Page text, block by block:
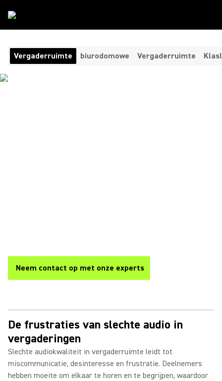
Vergaderruimte biurodomowe Vergaderruimte
Neem contact op met onze experts
De frustraties van slechte audio in
vergaderingen
Slechte audiokwaliteit in vergaderruimte leidt tot
miscommunicatie, desinteresse en frustratie. Deelnemers
hebben moeite om elkaar te horen en te begrijpen, waardoor